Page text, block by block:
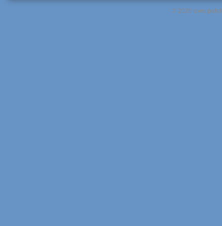
© 2026